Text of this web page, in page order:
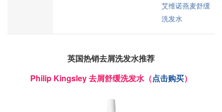
艾维诺燕麦舒缓
洗发水
英国热销去屑洗发水推荐
Philip Kingsley 去屑舒缓洗发水（点击购买）